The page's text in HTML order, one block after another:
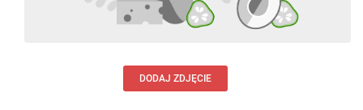
DODAJ ZDJĘCIE